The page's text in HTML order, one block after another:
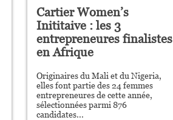
Cartier Women’s
Inititaive : les 3
entrepreneures finalistes
en Afrique
Originaires du Mali et du Nigeria,
elles font partie des 24 femmes
entrepreneures de cette année,
sélectionnées parmi 876
candidates...